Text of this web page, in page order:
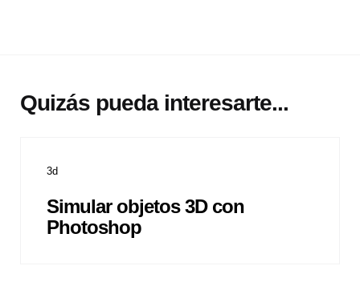
Quizás pueda interesarte...
3d
Simular objetos 3D con
Photoshop